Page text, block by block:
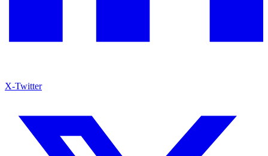
X-Twitter